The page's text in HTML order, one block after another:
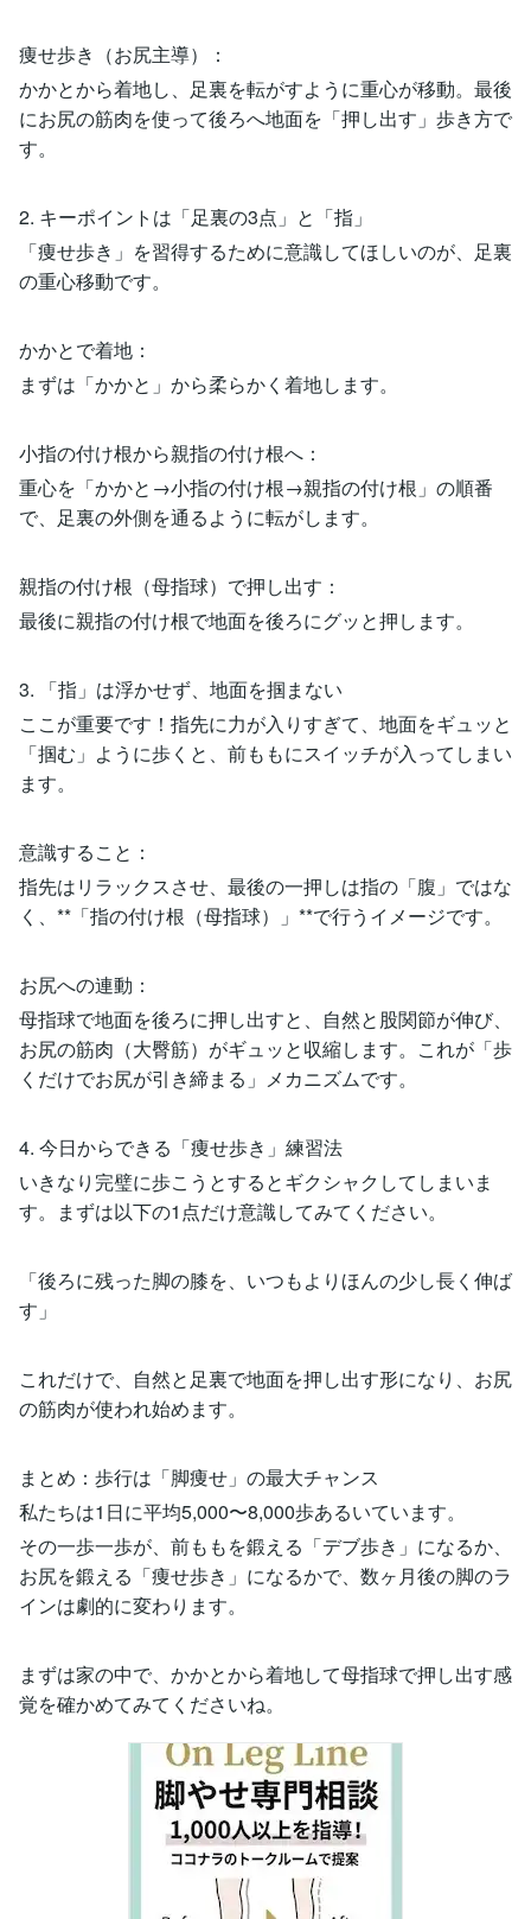
痩せ歩き（お尻主導）：
かかとから着地し、足裏を転がすように重心が移動。最後
にお尻の筋肉を使って後ろへ地面を「押し出す」歩き方で
す。
2. キーポイントは「足裏の3点」と「指」
「痩せ歩き」を習得するために意識してほしいのが、足裏
の重心移動です。
かかとで着地：
まずは「かかと」から柔らかく着地します。
小指の付け根から親指の付け根へ：
重心を「かかと→小指の付け根→親指の付け根」の順番
で、足裏の外側を通るように転がします。
親指の付け根（母指球）で押し出す：
最後に親指の付け根で地面を後ろにグッと押します。
3. 「指」は浮かせず、地面を掴まない
ここが重要です！指先に力が入りすぎて、地面をギュッと
「掴む」ように歩くと、前ももにスイッチが入ってしまい
ます。
意識すること：
指先はリラックスさせ、最後の一押しは指の「腹」ではな
く、**「指の付け根（母指球）」**で行うイメージです。
お尻への連動：
母指球で地面を後ろに押し出すと、自然と股関節が伸び、
お尻の筋肉（大臀筋）がギュッと収縮します。これが「歩
くだけでお尻が引き締まる」メカニズムです。
4. 今日からできる「痩せ歩き」練習法
いきなり完璧に歩こうとするとギクシャクしてしまいま
す。まずは以下の1点だけ意識してみてください。
「後ろに残った脚の膝を、いつもよりほんの少し長く伸ば
す」
これだけで、自然と足裏で地面を押し出す形になり、お尻
の筋肉が使われ始めます。
まとめ：歩行は「脚痩せ」の最大チャンス
私たちは1日に平均5,000〜8,000歩あるいています。
その一歩一歩が、前ももを鍛える「デブ歩き」になるか、
お尻を鍛える「痩せ歩き」になるかで、数ヶ月後の脚のラ
インは劇的に変わります。
まずは家の中で、かかとから着地して母指球で押し出す感
覚を確かめてみてくださいね。